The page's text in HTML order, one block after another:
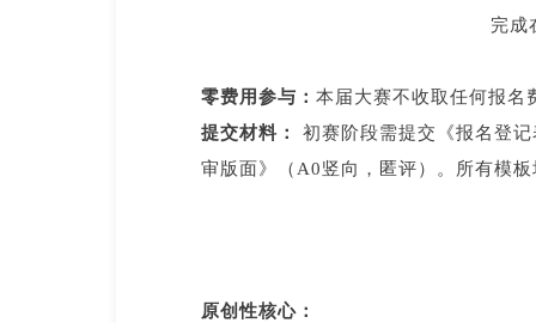
完成
零费用参与： 本届大赛不收取任何报名
提交材料：
初赛阶段需提交《报名登
审版面》（A0竖向，匿评）。所有模
原创性核心：